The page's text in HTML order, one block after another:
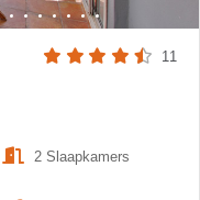
11
2 Slaapkamers